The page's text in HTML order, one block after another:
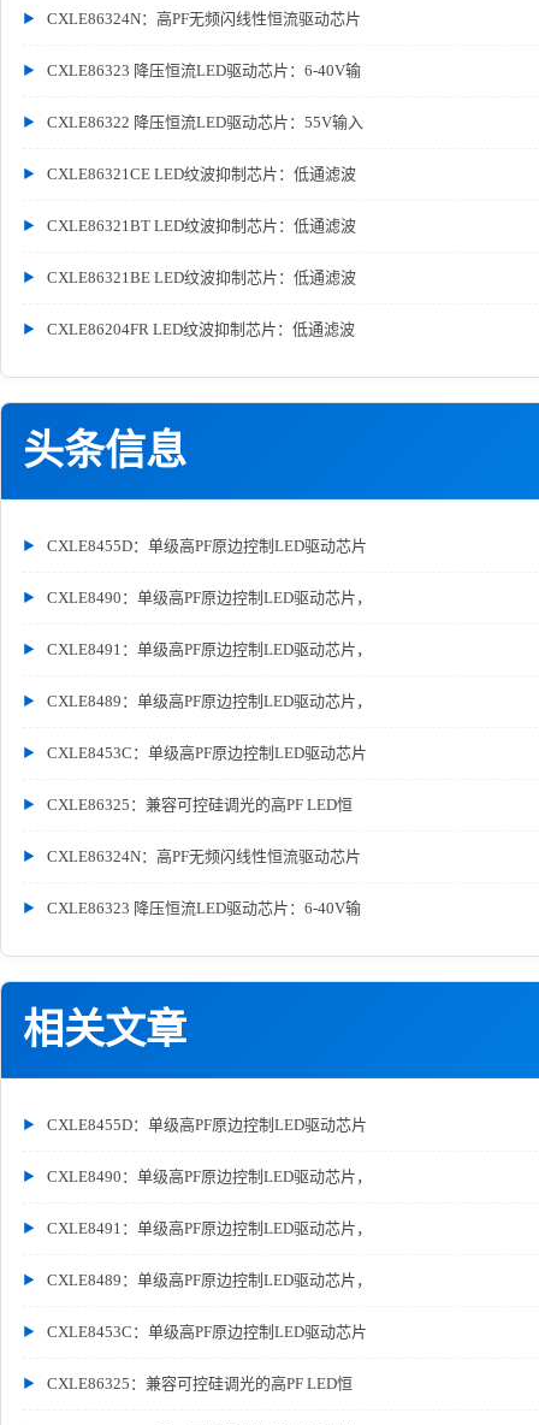
CXLE86324N：高PF无频闪线性恒流驱动芯片
CXLE86323 降压恒流LED驱动芯片：6-40V输
CXLE86322 降压恒流LED驱动芯片：55V输入
CXLE86321CE LED纹波抑制芯片：低通滤波
CXLE86321BT LED纹波抑制芯片：低通滤波
CXLE86321BE LED纹波抑制芯片：低通滤波
CXLE86204FR LED纹波抑制芯片：低通滤波
头条信息
CXLE8455D：单级高PF原边控制LED驱动芯片
CXLE8490：单级高PF原边控制LED驱动芯片，
CXLE8491：单级高PF原边控制LED驱动芯片，
CXLE8489：单级高PF原边控制LED驱动芯片，
CXLE8453C：单级高PF原边控制LED驱动芯片
CXLE86325：兼容可控硅调光的高PF LED恒
CXLE86324N：高PF无频闪线性恒流驱动芯片
CXLE86323 降压恒流LED驱动芯片：6-40V输
相关文章
CXLE8455D：单级高PF原边控制LED驱动芯片
CXLE8490：单级高PF原边控制LED驱动芯片，
CXLE8491：单级高PF原边控制LED驱动芯片，
CXLE8489：单级高PF原边控制LED驱动芯片，
CXLE8453C：单级高PF原边控制LED驱动芯片
CXLE86325：兼容可控硅调光的高PF LED恒